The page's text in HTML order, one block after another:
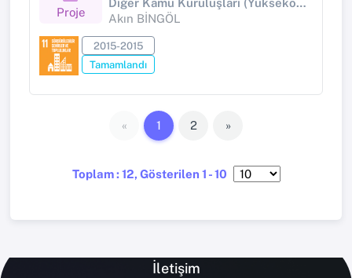
Proje
Diğer Kamu Kuruluşları (Yükseköğretim Kurumları Hariç) (Diğer kamu kuruluşları (Yükseköğretim Kurumları hariç))
Akın BİNGÖL
2015-2015
Tamamlandı
Toplam : 12, Gösterilen 1 - 10
« 1 2 »
İletişim